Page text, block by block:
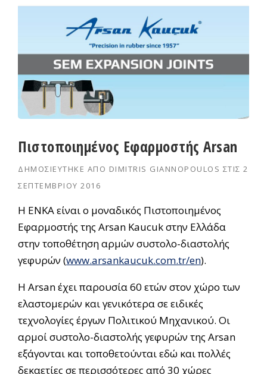
Πιστοποιημένος Εφαρμοστής Arsan
ΔΗΜΟΣΙΕΎΤΗΚΕ ΑΠΌ DIMITRIS GIANNOPOULOS ΣΤΙΣ 2
ΣΕΠΤΕΜΒΡΊΟΥ 2016
Η ΕΝΚΑ είναι ο μοναδικός Πιστοποιημένος
Εφαρμοστής της Arsan Kaucuk στην Ελλάδα
στην τοποθέτηση αρμών συστολο-διαστολής
γεφυρών (www.arsankaucuk.com.tr/en).
Η Arsan έχει παρουσία 60 ετών στον χώρο των
ελαστομερών και γενικότερα σε ειδικές
τεχνολογίες έργων Πολιτικού Μηχανικού. Οι
αρμοί συστολο-διαστολής γεφυρών της Arsan
εξάγονται και τοποθετούνται εδώ και πολλές
δεκαετίες σε περισσότερες από 30 χώρες